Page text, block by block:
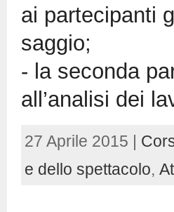
ai partecipanti
saggio;
- la seconda
all’analisi dei
27 Aprile 2015 |
e dello spettacolo,